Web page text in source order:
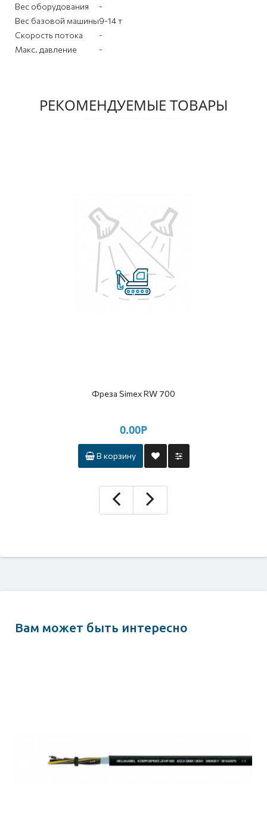
Вес оборудования
-
Вес базовой машины9-14 т
Скорость потока
-
Макс. давление
-
РЕКОМЕНДУЕМЫЕ ТОВАРЫ
Фреза Simex RW 700
0.00Р
В корзину
Вам может быть интересно